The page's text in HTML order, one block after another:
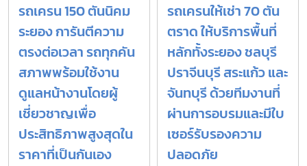
รถเครน 150 ตันนิคม
ระยอง การันตีความ
ตรงต่อเวลา รถทุกคัน
สภาพพร้อมใช้งาน
ดูแลหน้างานโดยผู้
เชี่ยวชาญเพื่อ
ประสิทธิภาพสูงสุดใน
ราคาที่เป็นกันเอง
รถเครนให้เช่า 70 ตัน
ตราด ให้บริการพื้นที่
หลักทั้งระยอง ชลบุรี
ปราจีนบุรี สระแก้ว และ
จันทบุรี ด้วยทีมงานที่
ผ่านการอบรมและมีใบ
เซอร์รับรองความ
ปลอดภัย